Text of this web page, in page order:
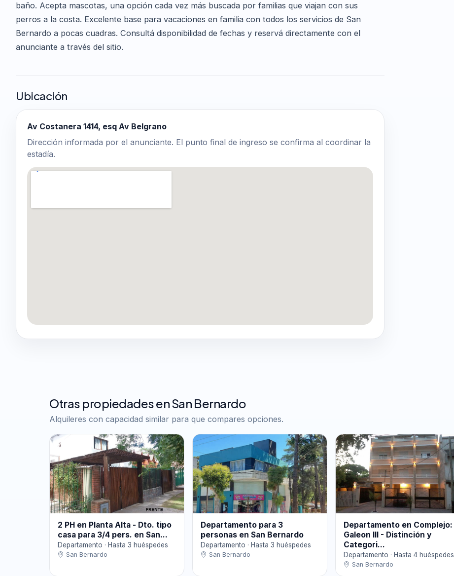
baño. Acepta mascotas, una opción cada vez más buscada por familias que viajan con sus
perros a la costa. Excelente base para vacaciones en familia con todos los servicios de San
Bernardo a pocas cuadras. Consultá disponibilidad de fechas y reservá directamente con el
anunciante a través del sitio.
Ubicación
Av Costanera 1414, esq Av Belgrano
Dirección informada por el anunciante. El punto final de ingreso se confirma al coordinar la
estadía.
Otras propiedades en San Bernardo
Alquileres con capacidad similar para que compares opciones.
2 PH en Planta Alta - Dto. tipo
casa para 3/4 pers. en San...
Departamento · Hasta 3 huéspedes
San Bernardo
Departamento para 3
personas en San Bernardo
Departamento · Hasta 3 huéspedes
San Bernardo
Departamento en Complejo:
Galeon III - Distinción y
Categori...
Departamento · Hasta 4 huéspedes
San Bernardo